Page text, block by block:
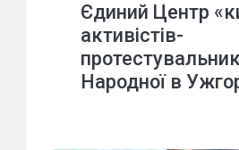
Єдиний Центр
активістів-
Народної в